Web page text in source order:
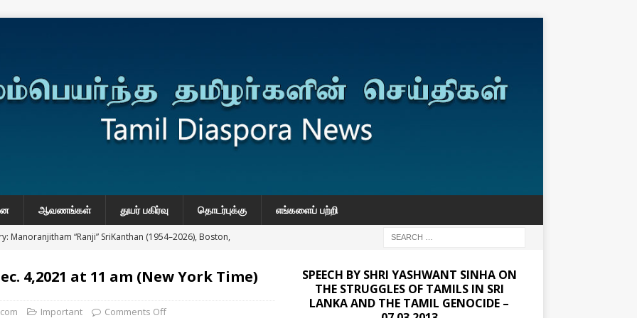
ஆவணங்கள் துயர் பகிர்வு தொடர்புக்கு எங்களைப் பற்றி
Manoranjitham “Ranji” SriKanthan (1954–2026), Boston,
Daily Habits That May Increase Colon Cancer Risk
4,2021 at 11 am (New York Time)
Important Comments Off
SPEECH BY SHRI YASHWANT SINHA ON
THE STRUGGLES OF TAMILS IN SRI
LANKA AND THE TAMIL GENOCIDE –